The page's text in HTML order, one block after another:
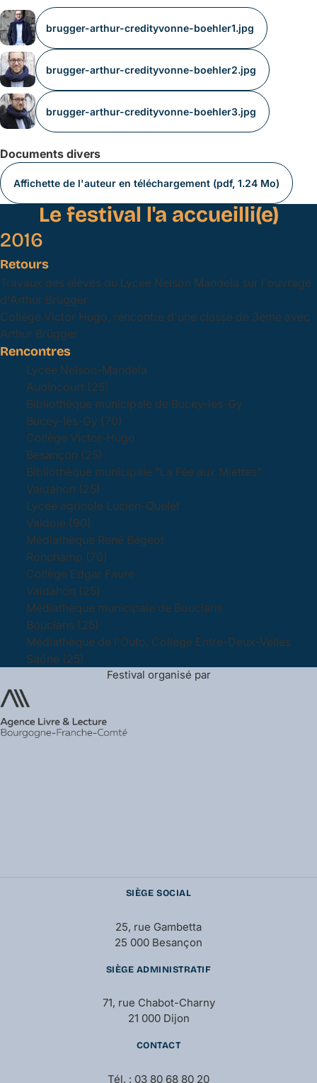
brugger-arthur-credityvonne-boehler1.jpg
brugger-arthur-credityvonne-boehler2.jpg
brugger-arthur-credityvonne-boehler3.jpg
Documents divers
Affichette de l'auteur en téléchargement (pdf, 1.24 Mo)
Le festival l'a accueilli(e)
2016
Retours
Travaux des élèves du Lycée Nelson Mandela sur l'ouvrage
d'Arthur Brügger
Collège Victor Hugo, rencontre d'une classe de 3ème avec
Arthur Brügger
Rencontres
Lycée Nelson-Mandela
Audincourt (25)
Bibliothèque municipale de Bucey-lès-Gy
Bucey-lès-Gy (70)
Collège Victor-Hugo
Besançon (25)
Bibliothèque municipale "La Fée aux Miettes"
Valdahon (25)
Lycée agricole Lucien-Quelet
Valdoie (90)
Médiathèque René Bégeot
Ronchamp (70)
Collège Edgar Faure
Valdahon (25)
Médiathèque municipale de Bouclans
Bouclans (25)
Médiathèque de l'Outo, Collège Entre-Deux-Velles
Saône (25)
Festival organisé par
SIÈGE SOCIAL
25, rue Gambetta
25 000 Besançon
SIÈGE ADMINISTRATIF
71, rue Chabot-Charny
21 000 Dijon
CONTACT
Tél. : 03 80 68 80 20